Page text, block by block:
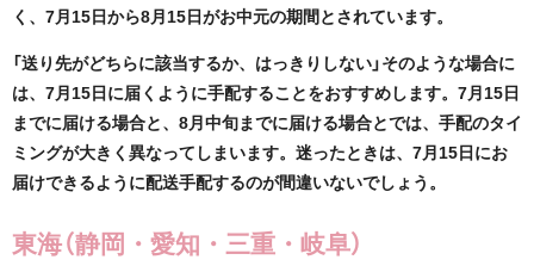
く、7月15日から8月15日がお中元の期間とされています。
「送り先がどちらに該当するか、はっきりしない」そのような場合に
は、7月15日に届くように手配することをおすすめします。7月15日
までに届ける場合と、8月中旬までに届ける場合とでは、手配のタイ
ミングが大きく異なってしまいます。迷ったときは、7月15日にお
届けできるように配送手配するのが間違いないでしょう。
東海（静岡・愛知・三重・岐阜）